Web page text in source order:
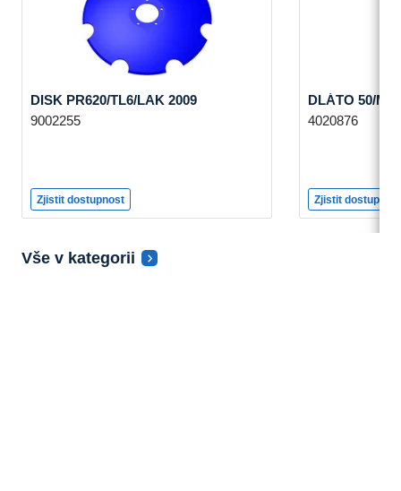
DISK PR620/TL6/LAK 2009
9002255
Zjistit dostupnost
DLÁTO 50/
4020876
Zjistit
Vše v kategorii